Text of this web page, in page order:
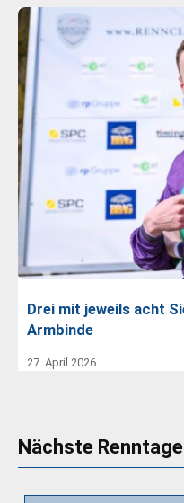
Drei mit jeweils acht
Armbinde
27. April 2026
Nächste Renntage